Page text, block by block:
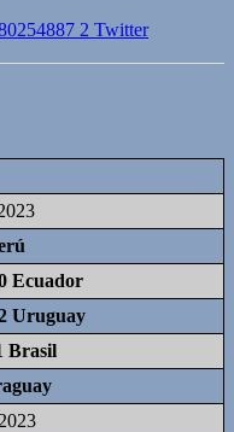
2 Twitter
Ecuador
Uruguay
Brasil